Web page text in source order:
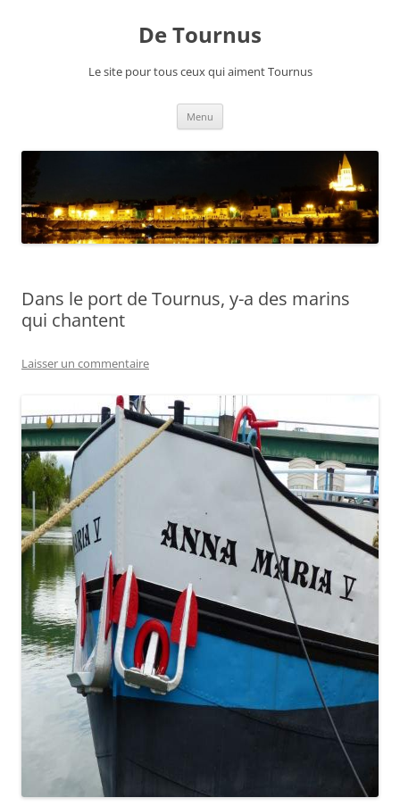
De Tournus
Le site pour tous ceux qui aiment Tournus
Menu
Dans le port de Tournus, y-a des marins
qui chantent
Laisser un commentaire